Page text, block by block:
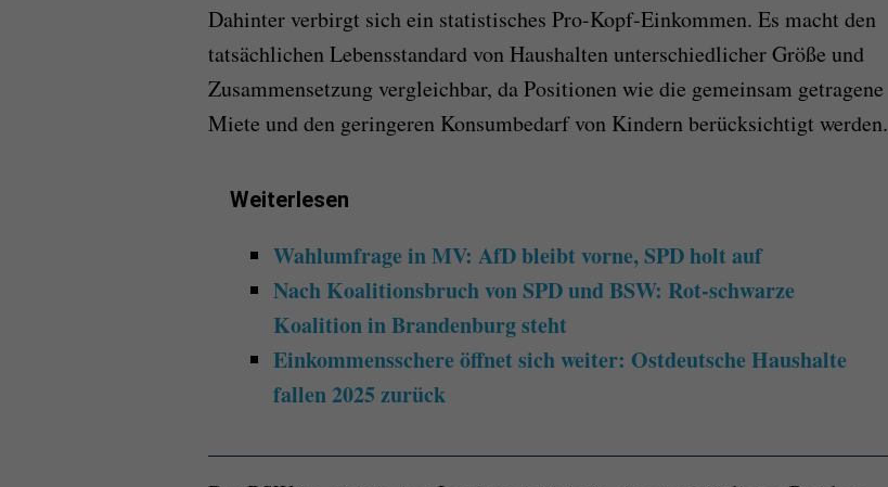
Dahinter verbirgt sich ein statistisches Pro-Kopf-Einkommen. Es macht den
tatsächlichen Lebensstandard von Haushalten unterschiedlicher Größe und
Zusammensetzung vergleichbar, da Positionen wie die gemeinsam getragene
Miete und den geringeren Konsumbedarf von Kindern berücksichtigt werden.
Weiterlesen
Wahlumfrage in MV: AfD bleibt vorne, SPD holt auf
Nach Koalitionsbruch von SPD und BSW: Rot-schwarze
Koalition in Brandenburg steht
Einkommensschere öffnet sich weiter: Ostdeutsche Haushalte
fallen 2025 zurück